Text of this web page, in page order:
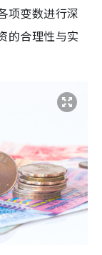
项变数进行深
的合理性与实